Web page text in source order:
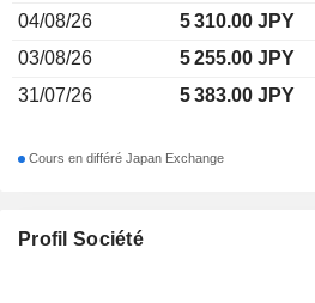
Profil Société
04/08/26
5 310.00 JPY
03/08/26
5 255.00 JPY
31/07/26
5 383.00 JPY
Cours en différé Japan Exchange